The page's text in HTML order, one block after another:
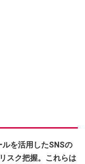
を活用したSNSの
スク把握。これらは